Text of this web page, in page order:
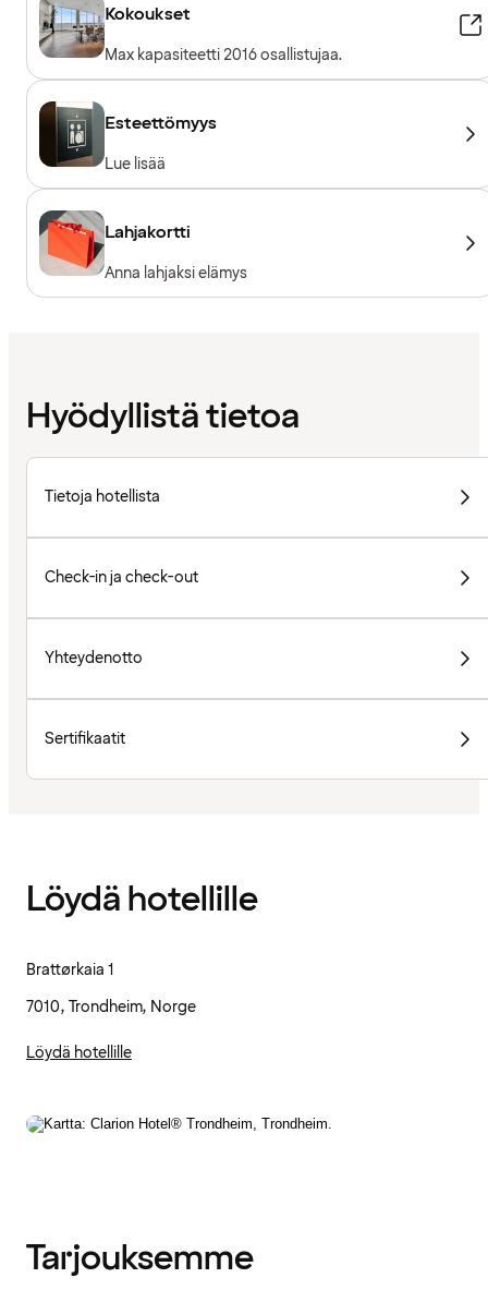
Kokoukset
Max kapasiteetti 2016 osallistujaa.
Esteettömyys
Lue lisää
Lahjakortti
Anna lahjaksi elämys
Hyödyllistä tietoa
Tietoja hotellista
Check-in ja check-out
Yhteydenotto
Sertifikaatit
Löydä hotellille
Brattørkaia 1
7010, Trondheim, Norge
Löydä hotellille
Tarjouksemme